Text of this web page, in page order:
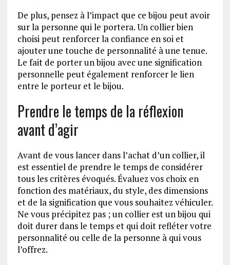
De plus, pensez à l’impact que ce bijou peut avoir
sur la personne qui le portera. Un collier bien
choisi peut renforcer la confiance en soi et
ajouter une touche de personnalité à une tenue.
Le fait de porter un bijou avec une signification
personnelle peut également renforcer le lien
entre le porteur et le bijou.
Prendre le temps de la réflexion
avant d’agir
Avant de vous lancer dans l’achat d’un collier, il
est essentiel de prendre le temps de considérer
tous les critères évoqués. Évaluez vos choix en
fonction des matériaux, du style, des dimensions
et de la signification que vous souhaitez véhiculer.
Ne vous précipitez pas ; un collier est un bijou qui
doit durer dans le temps et qui doit refléter votre
personnalité ou celle de la personne à qui vous
l’offrez.